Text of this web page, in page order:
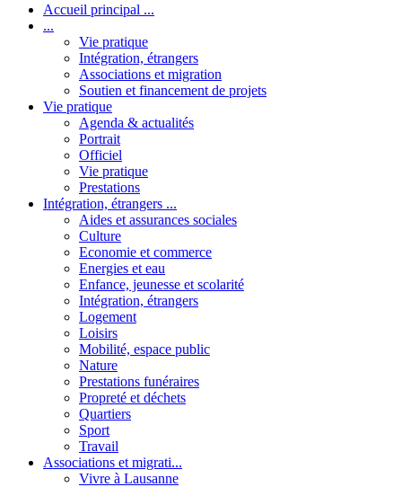
Accueil principal ...
...
Vie pratique
Intégration, étrangers
Associations et migration
Soutien et financement de projets
Vie pratique
Agenda & actualités
Portrait
Officiel
Vie pratique
Prestations
Intégration, étrangers ...
Aides et assurances sociales
Culture
Economie et commerce
Energies et eau
Enfance, jeunesse et scolarité
Intégration, étrangers
Logement
Loisirs
Mobilité, espace public
Nature
Prestations funéraires
Propreté et déchets
Quartiers
Sport
Travail
Associations et migrati...
Vivre à Lausanne